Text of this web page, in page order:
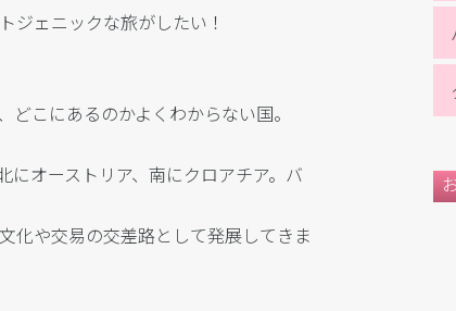
ジェニックな旅がしたい！
こにあるのかよくわからない国。
にオーストリア、南にクロアチア。バ
化や交易の交差路として発展してきま